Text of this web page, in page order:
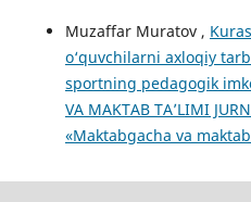
Muzaffar Muratov ,
o‘quvchilarni axloqiy
sportning pedagogik
VA MAKTAB TA’LIMI
«Maktabgacha va